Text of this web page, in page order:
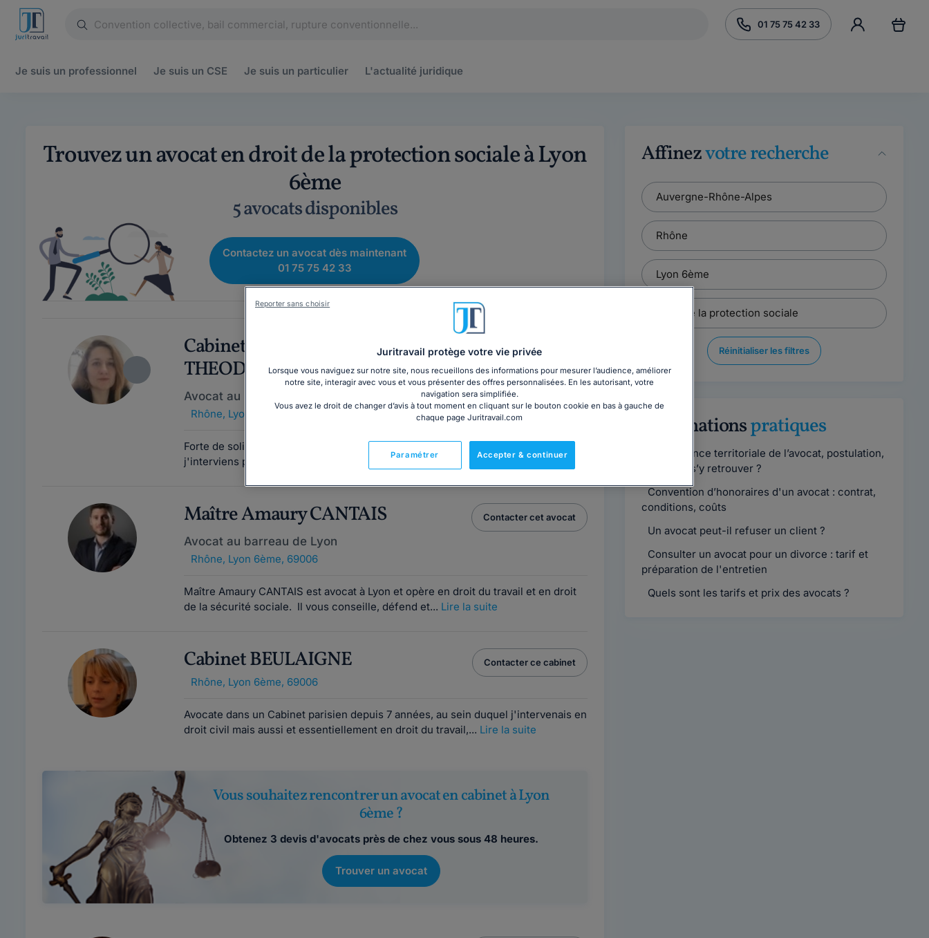
01 75 75 42 33
Je suis un professionnel Je suis un CSE Je suis un particulier L'actualité juridique
Trouvez un avocat en droit de la protection sociale à Lyon
6ème
5 avocats disponibles
Contactez un avocat dès maintenant
01 75 75 42 33
Cabinet ALEXANDRA
THEODOROPOULOS
Avocat au barreau de Lyon
Rhône, Lyon 6ème, 69006
Contacter ce cabinet
Forte de solides expériences acquises auprès de cabinets d'avocats réputés,
j'interviens principalement aux côtés des particuliers, dans...Lire la suite
Maître Amaury CANTAIS
Avocat au barreau de Lyon
Rhône, Lyon 6ème, 69006
Contacter cet avocat
Maître Amaury CANTAIS est avocat à Lyon et opère en droit du travail et en droit
de la sécurité sociale. Il vous conseille, défend et... Lire la suite
Cabinet BEULAIGNE
Rhône, Lyon 6ème, 69006
Contacter ce cabinet
Avocate dans un Cabinet parisien depuis 7 années, au sein duquel j'intervenais en
droit civil mais aussi et essentiellement en droit du travail,... Lire la suite
Vous souhaitez rencontrer un avocat en cabinet à Lyon
6ème ?
Obtenez 3 devis d'avocats près de chez vous sous 48 heures.
Trouver un avocat
Affinezvotre recherche
Réinitialiser les filtres
Informationspratiques
Compétence territoriale de l’avocat, postulation,
comment s’y retrouver ?
Convention d’honoraires d'un avocat : contrat,
conditions, coûts
Un avocat peut-il refuser un client ?
Consulter un avocat pour un divorce : tarif et
préparation de l'entretien
Quels sont les tarifs et prix des avocats ?
Juritravail protège votre vie privée
Lorsque vous naviguez sur notre site, nous recueillons des informations pour mesurer l’audience, améliorer
notre site, interagir avec vous et vous présenter des offres personnalisées. En les autorisant, votre
navigation sera simplifiée.
Vous avez le droit de changer d’avis à tout moment en cliquant sur le bouton cookie en bas à gauche de
chaque page Juritravail.com
Accepter & continuer
Paramétrer
Reporter sans choisir